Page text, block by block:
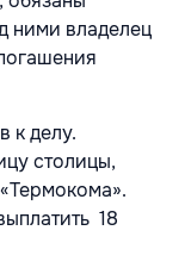
ними владелец
к делу.
столицы,
18